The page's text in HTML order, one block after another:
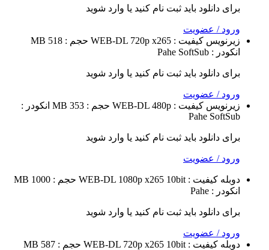
دانلود باید ثبت نام کنید یا وارد شوید
/ عضویت
کیفیت : WEB-DL 720p x265
حجم : 518 MB
SoftSub
دانلود باید ثبت نام کنید یا وارد شوید
/ عضویت
کیفیت : WEB-DL 480p حجم : 353 MB
انکودر :
Pahe
دانلود باید ثبت نام کنید یا وارد شوید
/ عضویت
کیفیت : WEB-DL 1080p x265 10bit
حجم : 1000 MB
دانلود باید ثبت نام کنید یا وارد شوید
/ عضویت
کیفیت : WEB-DL 720p x265 10bit
حجم : 587 MB